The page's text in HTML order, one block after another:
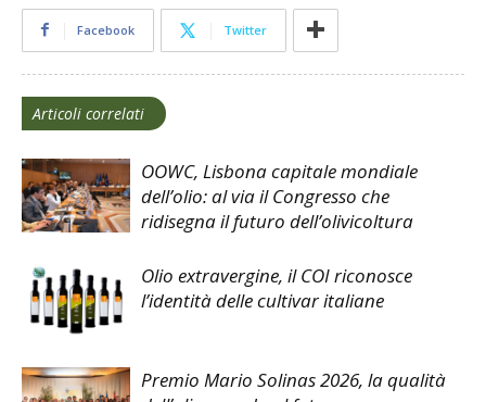
Facebook Twitter
Articoli correlati
OOWC, Lisbona capitale mondiale
dell’olio: al via il Congresso che
ridisegna il futuro dell’olivicoltura
Olio extravergine, il COI riconosce
l’identità delle cultivar italiane
Premio Mario Solinas 2026, la qualità